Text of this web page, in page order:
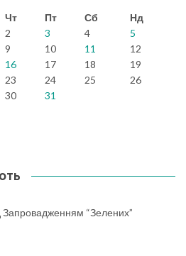
Чт Пт Сб
Нд
2 3 4
5
9 10 11
12
16 17 18
19
23 24 25
26
30 31
“зелених”